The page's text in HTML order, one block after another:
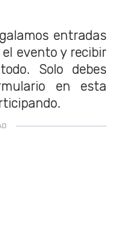
entradas
evento y recibir
Solo debes
en esta